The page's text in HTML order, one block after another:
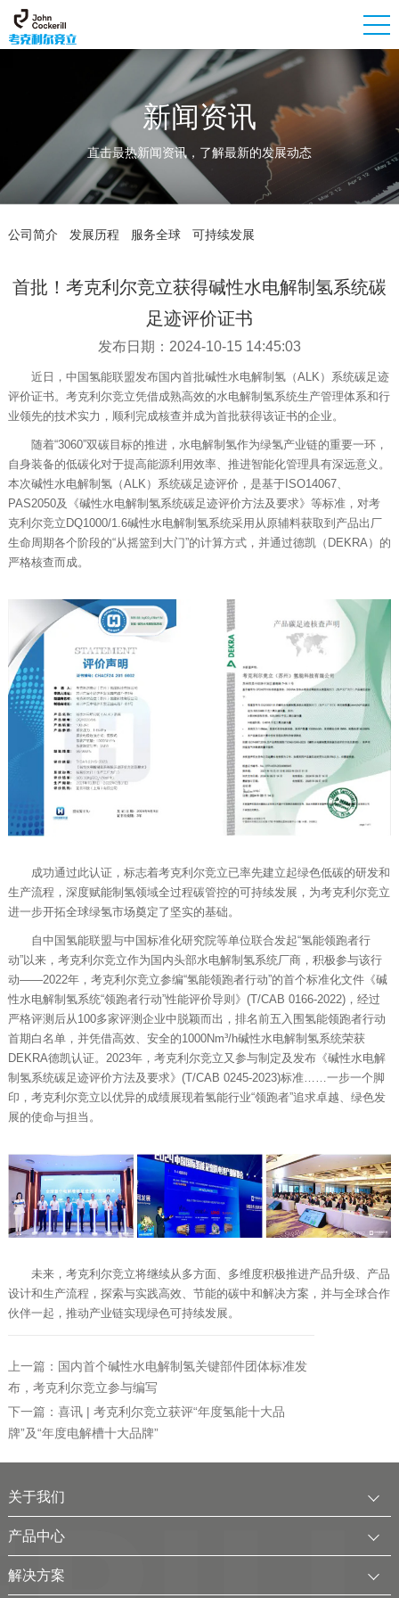
新闻资讯
直击最热新闻资讯，了解最新的发展动态
公司简介 发展历程 服务全球 可持续发展
首批！考克利尔竞立获得碱性水电解制氢系统碳
足迹评价证书
发布日期：2024-10-15 14:45:03
近日，中国氢能联盟发布国内首批碱性水电解制氢（ALK）系统碳足迹
评价证书。考克利尔竞立凭借成熟高效的水电解制氢系统生产管理体系和行
业领先的技术实力，顺利完成核查并成为首批获得该证书的企业。
随着“3060”双碳目标的推进，水电解制氢作为绿氢产业链的重要一环，
自身装备的低碳化对于提高能源利用效率、推进智能化管理具有深远意义。
本次碱性水电解制氢（ALK）系统碳足迹评价，是基于ISO14067、
PAS2050及《碱性水电解制氢系统碳足迹评价方法及要求》等标准，对考
克利尔竞立DQ1000/1.6碱性水电解制氢系统采用从原辅料获取到产品出厂
生命周期各个阶段的“从摇篮到大门”的计算方式，并通过德凯（DEKRA）的
严格核查而成。
成功通过此认证，标志着考克利尔竞立已率先建立起绿色低碳的研发和
生产流程，深度赋能制氢领域全过程碳管控的可持续发展，为考克利尔竞立
进一步开拓全球绿氢市场奠定了坚实的基础。
自中国氢能联盟与中国标准化研究院等单位联合发起“氢能领跑者行
动”以来，考克利尔竞立作为国内头部水电解制氢系统厂商，积极参与该行
动——2022年，考克利尔竞立参编“氢能领跑者行动”的首个标准化文件《碱
性水电解制氢系统“领跑者行动”性能评价导则》(T/CAB 0166-2022)，经过
严格评测后从100多家评测企业中脱颖而出，排名前五入围氢能领跑者行动
首期白名单，并凭借高效、安全的1000Nm³/h碱性水电解制氢系统荣获
DEKRA德凯认证。2023年，考克利尔竞立又参与制定及发布《碱性水电解
制氢系统碳足迹评价方法及要求》(T/CAB 0245-2023)标准……一步一个脚
印，考克利尔竞立以优异的成绩展现着氢能行业“领跑者”追求卓越、绿色发
展的使命与担当。
未来，考克利尔竞立将继续从多方面、多维度积极推进产品升级、产品
设计和生产流程，探索与实践高效、节能的碳中和解决方案，并与全球合作
伙伴一起，推动产业链实现绿色可持续发展。
上一篇：国内首个碱性水电解制氢关键部件团体标准发
布，考克利尔竞立参与编写
下一篇：喜讯 | 考克利尔竞立获评“年度氢能十大品
牌”及“年度电解槽十大品牌”
关于我们
公司简介
发展历程
产品中心
中压水电解制氢装置
解决方案